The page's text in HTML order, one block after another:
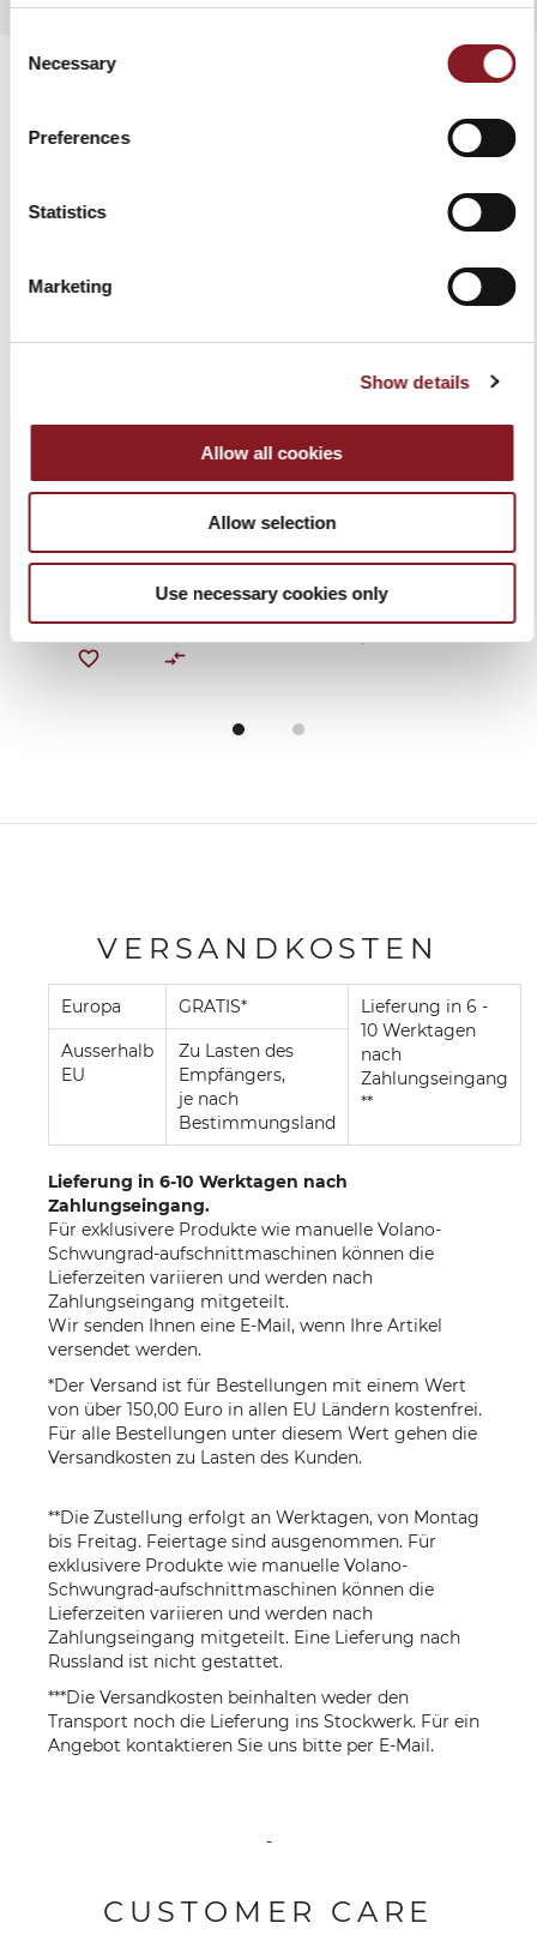
Selection
Necessary
Preferences
Statistics
Marketing
Show details
Allow all cookies
Allow selection
Use necessary cookies only
VERWANDTE PRODUKTE
VAKUUMNAHRUNGSMI
TTELMASCHINE -
BERKEL VAKUUM
499,00 €
In den Warenkorb
MESSERBLÖCKE BAG
309,00 €
VERSANDKOSTEN
Europa GRATIS*
Lieferung in 6 -
10 Werktagen
nach
Zahlungseingang
**
Ausserhalb
EU
Zu Lasten des
Empfängers,
je nach
Bestimmungsland
Lieferung in 6-10 Werktagen nach
Zahlungseingang.
Für exklusivere Produkte wie manuelle Volano-
Schwungrad-aufschnittmaschinen können die
Lieferzeiten variieren und werden nach
Zahlungseingang mitgeteilt.
Wir senden Ihnen eine E-Mail, wenn Ihre Artikel
versendet werden.
*Der Versand ist für Bestellungen mit einem Wert
von über 150,00 Euro in allen EU Ländern kostenfrei.
Für alle Bestellungen unter diesem Wert gehen die
Versandkosten zu Lasten des Kunden.
**Die Zustellung erfolgt an Werktagen, von Montag
bis Freitag. Feiertage sind ausgenommen. Für
exklusivere Produkte wie manuelle Volano-
Schwungrad-aufschnittmaschinen können die
Lieferzeiten variieren und werden nach
Zahlungseingang mitgeteilt. Eine Lieferung nach
Russland ist nicht gestattet.
***Die Versandkosten beinhalten weder den
Transport noch die Lieferung ins Stockwerk. Für ein
Angebot kontaktieren Sie uns bitte per E-Mail .
-
CUSTOMER CARE